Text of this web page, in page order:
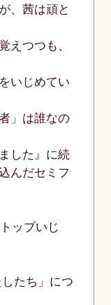
、茜は頑と
えつつも、
いじめてい
」は誰なの
した』に続
んだセミフ
ップいじ
たち」につ